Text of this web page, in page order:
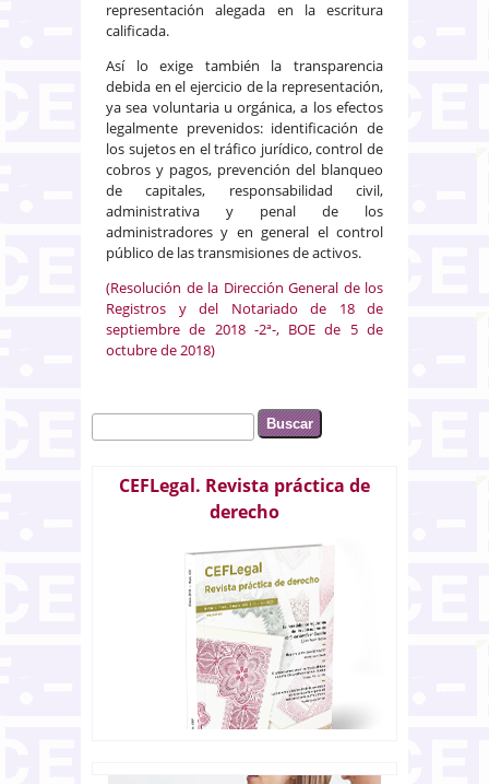
representación alegada en la escritura
calificada.
Así lo exige también la transparencia
debida en el ejercicio de la representación,
ya sea voluntaria u orgánica, a los efectos
legalmente prevenidos: identificación de
los sujetos en el tráfico jurídico, control de
cobros y pagos, prevención del blanqueo
de capitales, responsabilidad civil,
administrativa y penal de los
administradores y en general el control
público de las transmisiones de activos.
(Resolución de la Dirección General de los
Registros y del Notariado de 18 de
septiembre de 2018 -2ª-, BOE de 5 de
octubre de 2018)
Formulario de búsqueda
Buscar
CEFLegal. Revista práctica de
derecho